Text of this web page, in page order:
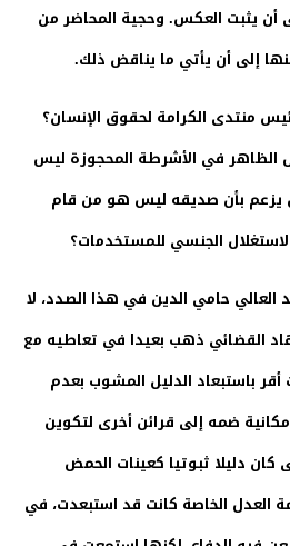
أن يثبت العكس. وحجية المحاضر من
إلى أن يأتي ما يناقض ذلك.
منتدى الكرامة لحقوق الإنسان؟
في الأشرطة المحجوزة ليس
بأن صديقه ليس هو من قام
الجنسي للمستخدمات؟
حامي الدين في هذا الصدد، لا
القضائي ذهب بعيدا في تعاطيه مع
أقر باستبعاد الدليل المشوب بعدم
ضمه إلى قرائن أخرى لتكوين
كان دليلا ثبوتيا كعينات الحمض
العدل الخاصة كانت قد استبعدت، في